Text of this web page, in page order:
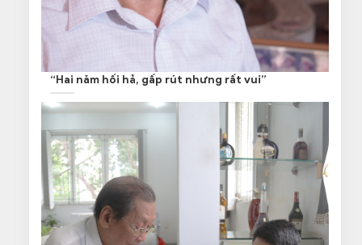
“Hai năm hối hả, gấp rút nhưng rất vui”